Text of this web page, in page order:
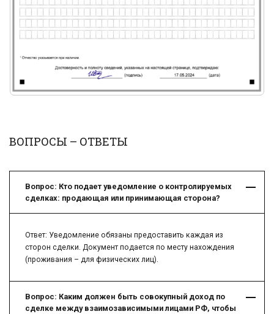
ВОПРОСЫ – ОТВЕТЫ
Вопрос: Кто подает уведомление о контролируемых
сделках: продающая или принимающая сторона?
Ответ: Уведомление обязаны предоставить каждая из
сторон сделки. Документ подается по месту нахождения
(проживания – для физических лиц).
Вопрос: Каким должен быть совокупный доход по
сделке между взаимозависимыми лицами РФ, чтобы